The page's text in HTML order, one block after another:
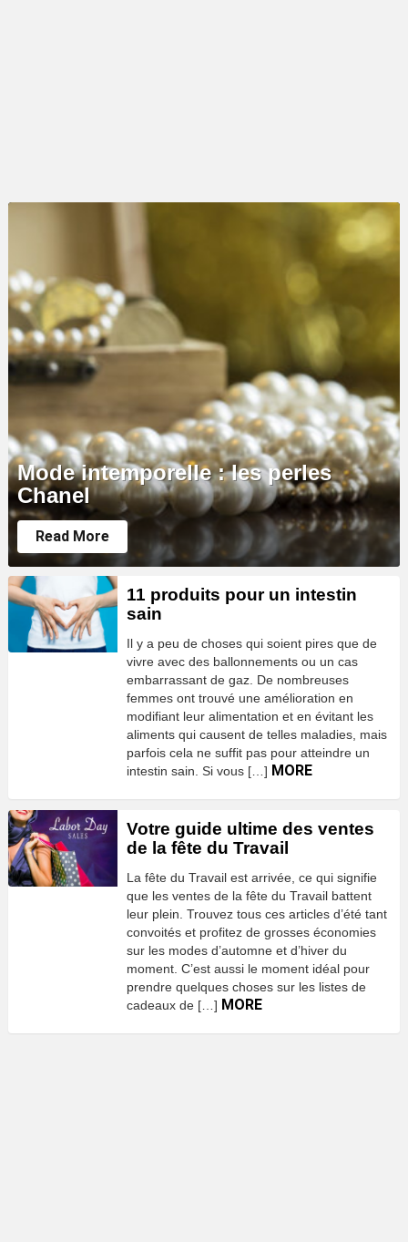
Mode intemporelle : les perles
Chanel
Read More
MORE
STORIES
11 produits pour un intestin
sain
Il y a peu de choses qui soient pires que de
vivre avec des ballonnements ou un cas
embarrassant de gaz. De nombreuses
femmes ont trouvé une amélioration en
modifiant leur alimentation et en évitant les
aliments qui causent de telles maladies, mais
parfois cela ne suffit pas pour atteindre un
intestin sain. Si vous […] MORE
Votre guide ultime des ventes
de la fête du Travail
La fête du Travail est arrivée, ce qui signifie
que les ventes de la fête du Travail battent
leur plein. Trouvez tous ces articles d’été tant
convoités et profitez de grosses économies
sur les modes d’automne et d’hiver du
moment. C’est aussi le moment idéal pour
prendre quelques choses sur les listes de
cadeaux de […] MORE